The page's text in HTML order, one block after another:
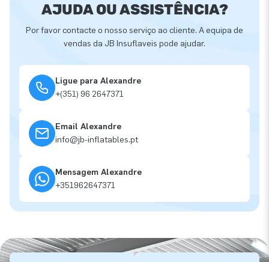
AJUDA OU ASSISTÊNCIA?
Por favor contacte o nosso serviço ao cliente. A equipa de
vendas da JB Insuflaveis pode ajudar.
Ligue para Alexandre
+(351) 96 2647371
Email Alexandre
info@jb-inflatables.pt
Mensagem Alexandre
+351962647371